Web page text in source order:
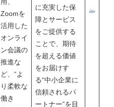
Zoomを
活用した
オンライ
ン会議の
推進な
ど、“よ
り柔軟な
働き
に充実した保
障とサービス
をご提供する
ことで、期待
を超える価値
をお届けす
る“中小企業に
信頼されるパ
ートナー”を目